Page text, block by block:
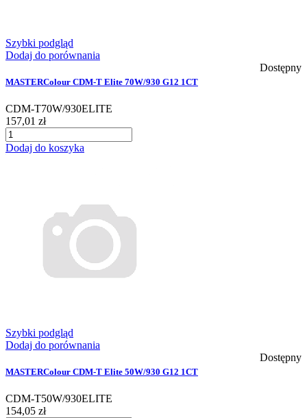
Szybki podgląd
Dodaj do porównania
Dostępny
MASTERColour CDM-T Elite 70W/930 G12 1CT
CDM-T70W/930ELITE
157,01 zł
Dodaj do koszyka
Szybki podgląd
Dodaj do porównania
Dostępny
MASTERColour CDM-T Elite 50W/930 G12 1CT
CDM-T50W/930ELITE
154,05 zł